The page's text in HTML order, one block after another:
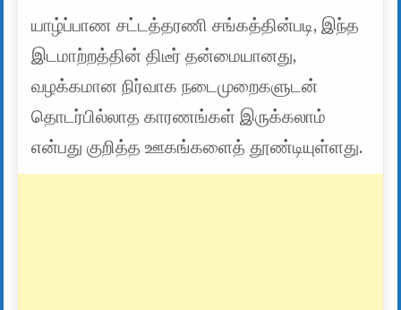
யாழ்ப்பாண சட்டத்தரணி சங்கத்தின்படி, இந்த
இடமாற்றத்தின் திடீர் தன்மையானது,
வழக்கமான நிர்வாக நடைமுறைகளுடன்
தொடர்பில்லாத காரணங்கள் இருக்கலாம்
என்பது குறித்த ஊகங்களைத் தூண்டியுள்ளது.